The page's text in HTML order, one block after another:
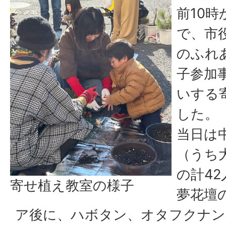
寄せ植え教室の様子
前10時
で、市
のふれ
子参加
いする
した。
当日は
（う
の計42
夢花壇
ア後に、ハボタン、オタフクナ